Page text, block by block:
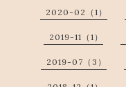
2020-02（1）
2019-11（1）
2019-07（3）